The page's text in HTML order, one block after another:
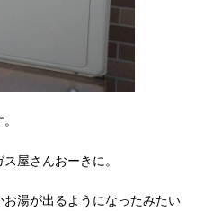
屋さんおーきに。
湯が出るようになったみたい